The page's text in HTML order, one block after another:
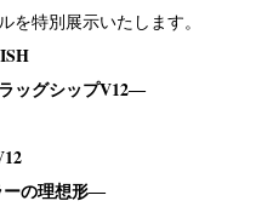
を特別展示いたします。
ッグシップV12―
の理想形―